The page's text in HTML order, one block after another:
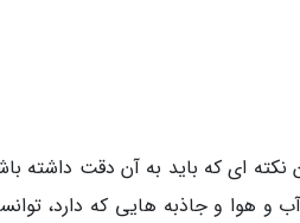
نکته ای که باید به آن دقت داشته
هوا و جاذبه هایی که دارد،